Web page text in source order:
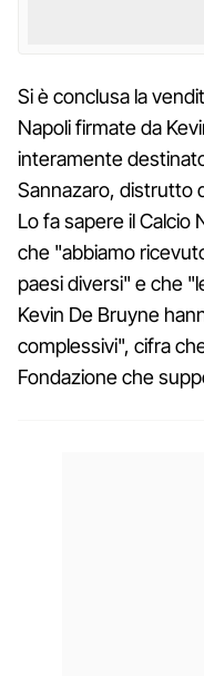
Si è conclusa la
Napoli firmate da
interamente
Sannazaro, distrutto
Lo fa sapere il Calcio
che "abbiamo
paesi diversi" e che
Kevin De Bruyne
complessivi", cifra
Fondazione che